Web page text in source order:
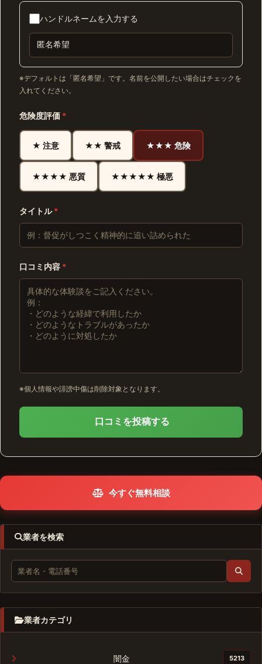
ハンドルネームを入力する
※デフォルトは「匿名希望」です。名前を公開したい場合はチェックを
入れてください。
危険度評価 *
★ 注意 ★★ 警戒 ★★★ 危険
★★★★ 悪質 ★★★★★ 極悪
タイトル*
口コミ内容 *
※個人情報や誹謗中傷は削除対象となります。
口コミを投稿する
今すぐ無料相談
業者を検索
業者カテゴリ
闇金 5213